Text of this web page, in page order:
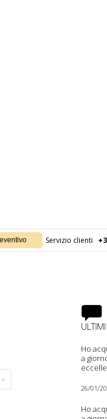
Servizio clienti
Ho
a
26/01/
Ho